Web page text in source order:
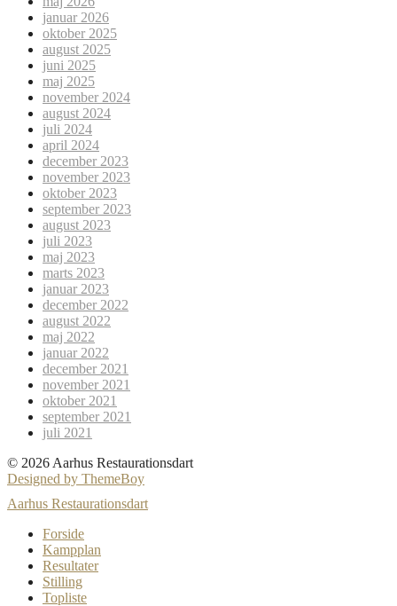
januar 2026
oktober 2025
august 2025
juni 2025
maj 2025
november 2024
august 2024
juli 2024
april 2024
december 2023
november 2023
oktober 2023
september 2023
august 2023
juli 2023
maj 2023
marts 2023
januar 2023
december 2022
august 2022
maj 2022
januar 2022
december 2021
november 2021
oktober 2021
september 2021
juli 2021
© 2026 Aarhus Restaurationsdart
Designed by ThemeBoy
Aarhus Restaurationsdart
Forside
Kampplan
Resultater
Stilling
Topliste